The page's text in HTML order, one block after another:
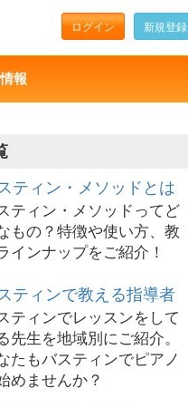
ログイン 新規登録
報
ティン・メソッドとは
ティン・メソッドってど
もの？特徴や使い方、教
インナップをご紹介！
ティンで教える指導者
ティンでレッスンをして
先生を地域別にご紹介。
たもバスティンでピアノ
めませんか？